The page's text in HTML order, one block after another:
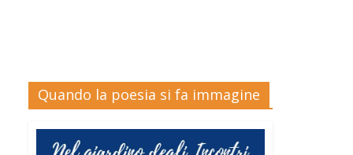
Quando la poesia si fa immagine